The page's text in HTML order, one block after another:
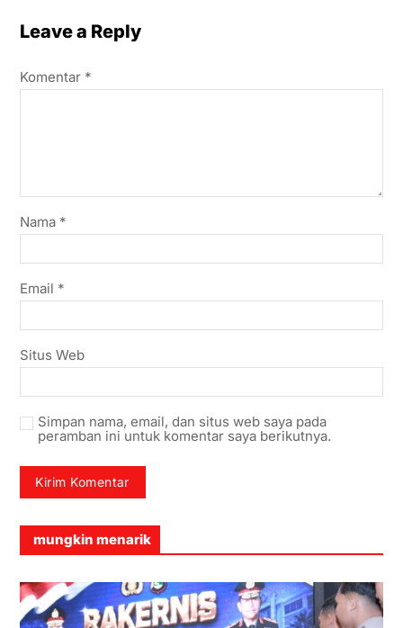
Leave a Reply
Komentar *
Nama *
Email *
Situs Web
Simpan nama, email, dan situs web saya pada
peramban ini untuk komentar saya berikutnya.
mungkin menarik